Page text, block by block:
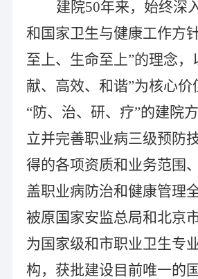
建院50年来，始终深
和国家卫生与健康工作方
至上、生命至上”的理念，
献、高效、和谐”为核心价
“防、治、研、疗”的建院
立并完善职业病三级预防
得的各项资质和业务范围
盖职业病防治和健康管理
被原国家安监总局和北京
为国家级和市职业卫生专
构，获批建设目前唯一的